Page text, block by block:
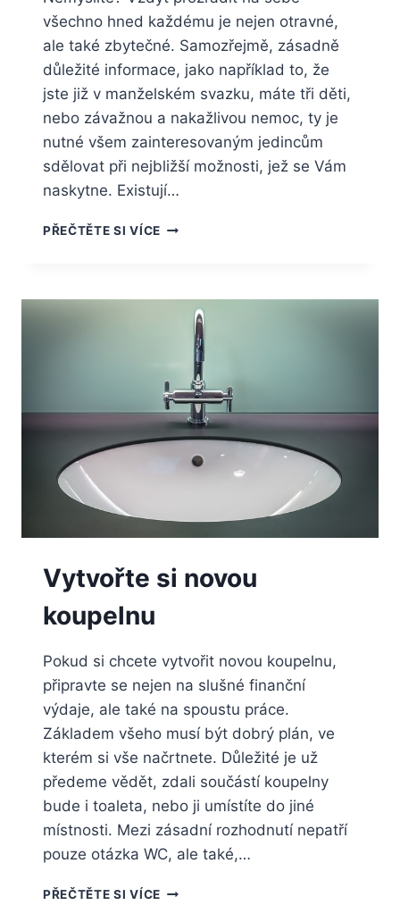
všechno hned každému je nejen otravné,
ale také zbytečné. Samozřejmě, zásadně
důležité informace, jako například to, že
jste již v manželském svazku, máte tři děti,
nebo závažnou a nakažlivou nemoc, ty je
nutné všem zainteresovaným jedincům
sdělovat při nejbližší možnosti, jež se Vám
naskytne. Existují…
PŘEČTĚTE SI VÍCEVAŠE
Vytvořte si novou
koupelnu
Pokud si chcete vytvořit novou koupelnu,
připravte se nejen na slušné finanční
výdaje, ale také na spoustu práce.
Základem všeho musí být dobrý plán, ve
kterém si vše načrtnete. Důležité je už
předeme vědět, zdali součástí koupelny
bude i toaleta, nebo ji umístíte do jiné
místnosti. Mezi zásadní rozhodnutí nepatří
pouze otázka WC, ale také,…
PŘEČTĚTE SI VÍCEVYTVOŘTE